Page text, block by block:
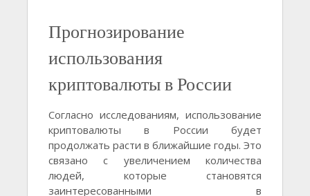
Прогнозирование
использования
криптовалюты в России
Согласно исследованиям, использование
криптовалюты в России будет
продолжать расти в ближайшие годы. Это
связано с увеличением количества
людей, которые становятся
заинтересованными в